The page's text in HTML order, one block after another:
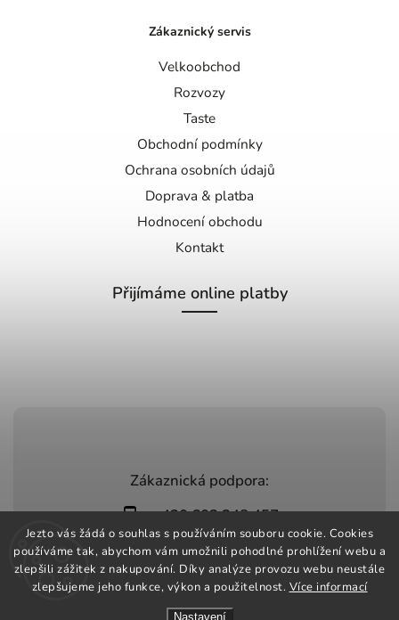
Jezto vás žádá o souhlas s používáním souboru cookie. Cookies
používáme tak, abychom vám umožnili pohodlné prohlížení webu a
zlepšili zážitek z nakupování. Díky analýze provozu webu neustále
zlepšujeme jeho funkce, výkon a použitelnost. Více informací
Nastavení
Zákaznická podpora:
+420 603 248 457
info@jeztomarket.cz
Zákaznický servis
Velkoobchod
Rozvozy
Taste
Obchodní podmínky
Ochrana osobních údajů
Doprava & platba
Hodnocení obchodu
Kontakt
Přijímáme online platby